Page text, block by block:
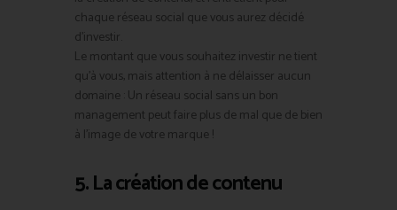
chaque réseau social que vous aurez décidé
d’investir.
Le montant que vous souhaitez investir ne tient
qu’à vous, mais attention à ne délaisser aucun
domaine : Un réseau social sans un bon
management peut faire plus de mal que de bien
à l’image de votre marque !
5. La création de contenu